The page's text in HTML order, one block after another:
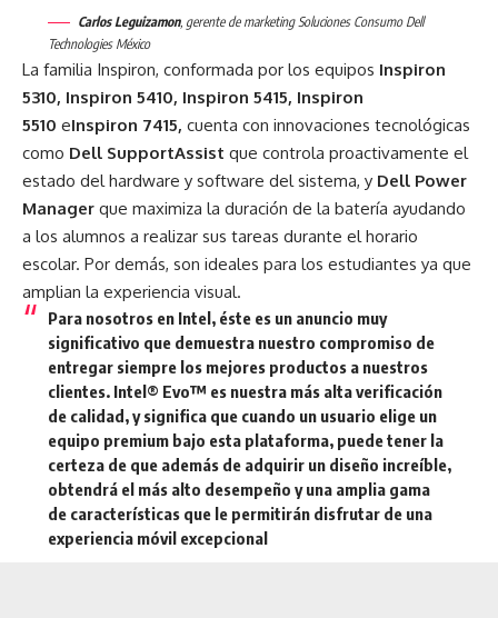
Carlos Leguizamon, gerente de marketing Soluciones Consumo Dell
Technologies México
La familia Inspiron, conformada por los equipos Inspiron
5310, Inspiron 5410, Inspiron 5415, Inspiron
5510 eInspiron 7415, cuenta con innovaciones tecnológicas
como Dell SupportAssist que controla proactivamente el
estado del hardware y software del sistema, y Dell Power
Manager que maximiza la duración de la batería ayudando
a los alumnos a realizar sus tareas durante el horario
escolar. Por demás, son ideales para los estudiantes ya que
amplian la experiencia visual.
Para nosotros en Intel, éste es un anuncio muy
significativo que demuestra nuestro compromiso de
entregar siempre los mejores productos a nuestros
clientes. Intel® Evo™ es nuestra más alta verificación
de calidad, y significa que cuando un usuario elige un
equipo premium bajo esta plataforma, puede tener la
certeza de que además de adquirir un diseño increíble,
obtendrá el más alto desempeño y una amplia gama
de características que le permitirán disfrutar de una
experiencia móvil excepcional